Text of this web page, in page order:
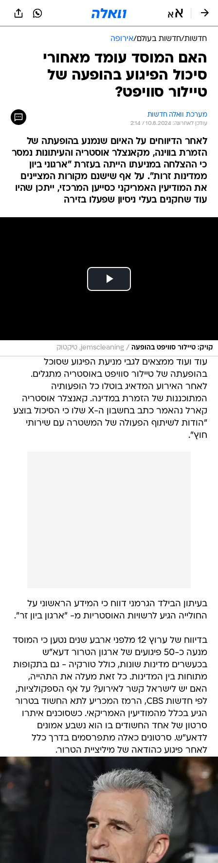
חדשות/חדשות בעולם/אירופה
האם המוסד עומד מאחורי
סיכול הפיגוע בהופעה של
טיילור סוויפט?
מערכת וואלה חדשות
עודכן לאחרונה: 10.8.2024 / 2:14
לאחר הדיווחים על האיום שנמנע בהופעתה של
הזמרת בווינה, מקאנצלר אוסטריה והעיתונות נמסר
כי ההצלחה במניעתו הייתה בעזרת "ארגוני ביון
ממדינות זרות". על אף שישנם מקורות המציינים
את המודיעין האמריקני כסייען המרכזי, ייתכן שהיו
עוד שחקנים בעלי ניסיון שפעלו בזירה
קויק: טיילור סוויפט בהופעה / jemscleaning, טיקטוק
עוד ועוד ממצאים לגבי מניעת הפיגוע שסוכל
בהופעתה של טיילור סוויפט באוסטריה מתגלים.
לאחר האירוע המדאיג בוטלו כל הופעותיה
המתוכננות של הזמרת במדינה. קאנצלר אוסטריה
קארל נהאמר כתב בחשבון ה-X שלו כי הסיכול בוצע
"הודות לשיתוף הפעולה של המשטרה עם שירותי
חוץ".
בעיתון הבילד הגרמני דווח כי המידע הראשוני על
החולייה הגיע לרשויות האוסטריות מ- "ארגון ביון זר".
בדיווח של ערוץ 12 מלפני ארבע שנים נטען כי המוסד
מנעה כ-50 פיגועים של ארגון הטרור דעא"ש
בכעשרים מדינות שונות, כולל טורקיה - גם בתקופות
מתוחות בין המדינות. כל זאת מעלה את התהייה,
האם יש לישראל קשר לאירוע? על אף הספקולציות,
לפי חדשות CBS, הרמז המכריע לתא החשוד בטרור
הגיע בכלל מהמודיעין האמריקאי. כשסוכנים איתרו
סרטון של אחד החשודים בו הוא נשבע אמונים
לדאע"ש. סרטונים כאלה מתפרסמים בדרך כלל
לאחר פיגוע כהודאה של מיליציית הטרור.